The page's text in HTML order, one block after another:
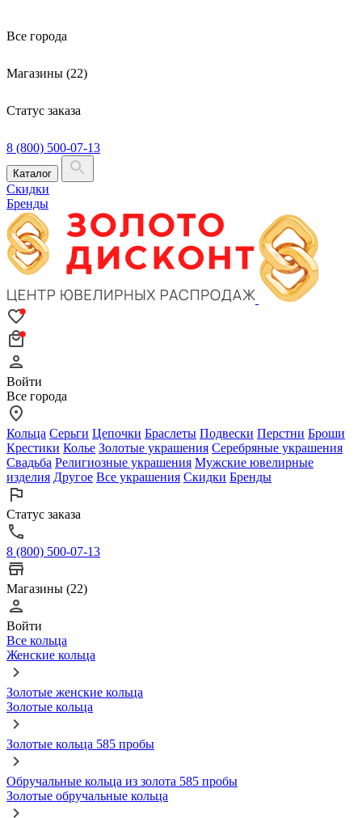
Все города
Магазины (22)
Статус заказа
8 (800) 500-07-13
Каталог
Скидки
Бренды
Войти
Все города
Кольца Серьги Цепочки Браслеты Подвески Перстни Броши
Крестики Колье Золотые украшения Серебряные украшения
Свадьба Религиозные украшения Мужские ювелирные
изделия Другое Все украшения Скидки Бренды
Статус заказа
8 (800) 500-07-13
Магазины (22)
Войти
Все кольца
Женские кольца
Золотые женские кольца
Золотые кольца
Золотые кольца 585 пробы
Обручальные кольца из золота 585 пробы
Золотые обручальные кольца